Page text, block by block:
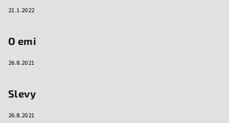
21.1.2022
O emi
26.8.2021
Slevy
26.8.2021